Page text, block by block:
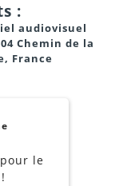
:
audiovisuel
Chemin de la
France
le